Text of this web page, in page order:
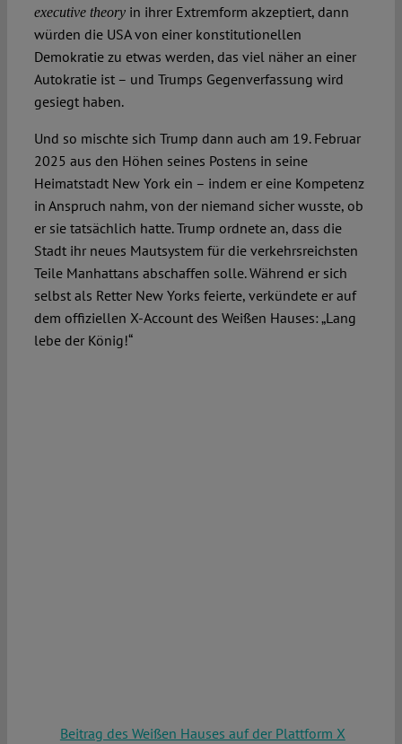
executive theory in ihrer Extremform akzeptiert, dann
würden die USA von einer konstitutionellen
Demokratie zu etwas werden, das viel näher an einer
Autokratie ist – und Trumps Gegenverfassung wird
gesiegt haben.
Und so mischte sich Trump dann auch am 19. Februar
2025 aus den Höhen seines Postens in seine
Heimatstadt New York ein – indem er eine Kompetenz
in Anspruch nahm, von der niemand sicher wusste, ob
er sie tatsächlich hatte. Trump ordnete an, dass die
Stadt ihr neues Mautsystem für die verkehrsreichsten
Teile Manhattans abschaffen solle. Während er sich
selbst als Retter New Yorks feierte, verkündete er auf
dem offiziellen X-Account des Weißen Hauses: „Lang
lebe der König!“
Beitrag des Weißen Hauses auf der Plattform X